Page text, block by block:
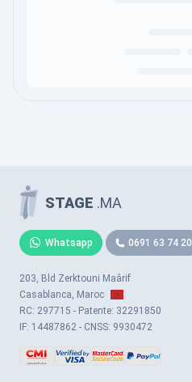
STAGE .MA
Whatsapp 0691 63 74 20
203, Bld Zerktouni Maârif
Casablanca, Maroc
RC: 297715 - Patente: 32291850
IF: 14487862 - CNSS: 9930472